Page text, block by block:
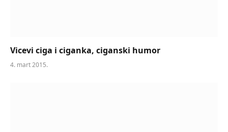
Vicevi ciga i ciganka, ciganski humor
4. mart 2015.